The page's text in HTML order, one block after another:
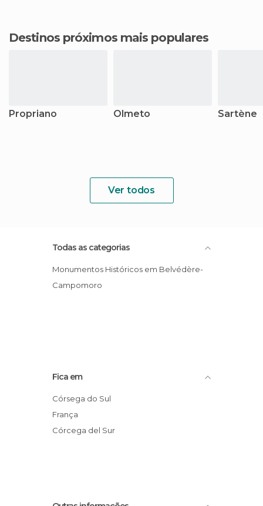
Destinos próximos mais populares
Propriano Olmeto Sartène
Ver todos
Todas as categorias
Monumentos Históricos em Belvédère-
Campomoro
Fica em
Córsega do Sul
França
Córcega del Sur